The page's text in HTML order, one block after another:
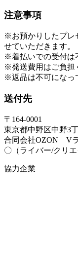
注意事項
※お預かりしたプレ
せていただきます。
※着払いでの受付は
※発送費用はご負担
※返品は不可になっ
送付先
〒164-0001
東京都中野区中野3
合同会社OZON V
〇（ライバー/クリ
協力企業